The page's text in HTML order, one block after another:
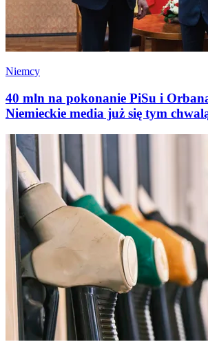
Niemcy
40 mln na pokonanie PiSu i
Niemieckie media już się tym